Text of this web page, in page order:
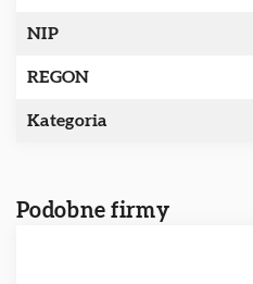
NIP
REGON
Kategoria
Podobne firmy